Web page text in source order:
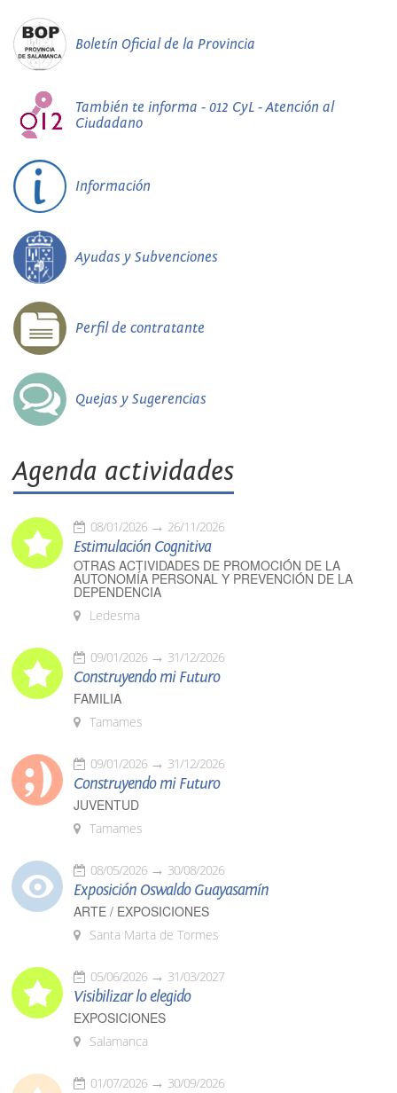
Boletín Oficial de la Provincia
También te informa - 012 CyL - Atención al
Ciudadano
Información
Ayudas y Subvenciones
Perfil de contratante
Quejas y Sugerencias
Agenda actividades
08/01/2026 26/11/2026
Estimulación Cognitiva
OTRAS ACTIVIDADES DE PROMOCIÓN DE LA
AUTONOMÍA PERSONAL Y PREVENCIÓN DE LA
DEPENDENCIA
Ledesma
09/01/2026 31/12/2026
Construyendo mi Futuro
FAMILIA
Tamames
09/01/2026 31/12/2026
Construyendo mi Futuro
JUVENTUD
Tamames
08/05/2026 30/08/2026
Exposición Oswaldo Guayasamín
ARTE / EXPOSICIONES
Santa Marta de Tormes
05/06/2026 31/03/2027
Visibilizar lo elegido
EXPOSICIONES
Salamanca
01/07/2026 30/09/2026